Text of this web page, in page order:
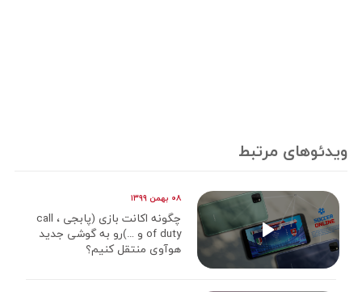
ویدئوهای مرتبط
۰۸ بهمن ۱۳۹۹
چگونه اکانت بازی (پابجی ، call
of duty و …)رو به گوشی جدید
هوآوی منتقل کنیم؟